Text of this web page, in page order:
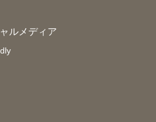
ルメディア